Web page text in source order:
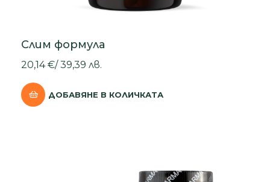
Слим формула
20,14€/39,39 лв.
ДОБАВЯНЕ В КОЛИЧКАТА